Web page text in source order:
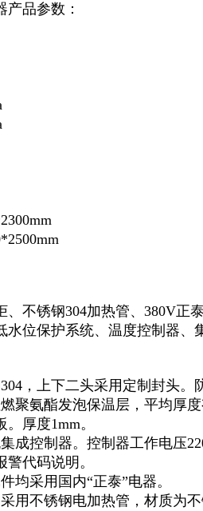
品参数：
不锈钢304加热管、380V正
水位保护系统、温度控制器、
，上下二头采用定制封头
聚氨酯发泡保温层，平均厚度
厚度1mm。
成控制器。控制器工作电压
代码说明。
均采用国内“正泰”电器。
用不锈钢电加热管，材质为不